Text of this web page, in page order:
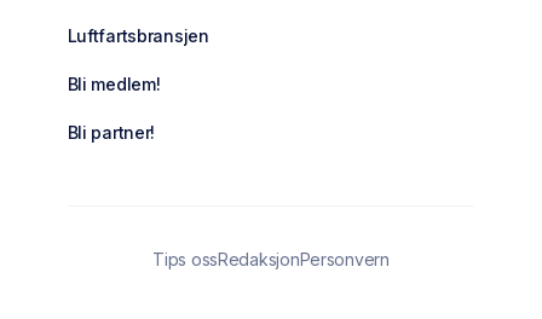
Luftfartsbransjen
Bli medlem!
Bli partner!
Tips ossRedaksjonPersonvern